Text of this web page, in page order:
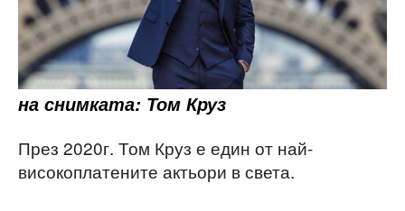
на снимката: Том Круз
През 2020г. Том Круз е един от най-
високоплатените актьори в света.